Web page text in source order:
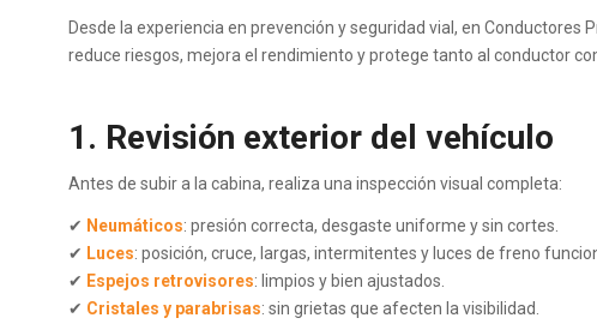
Desde la experiencia en prevención y seguridad vial, en Conductores
reduce riesgos, mejora el rendimiento y protege tanto al conductor
1. Revisión exterior del vehículo
Antes de subir a la cabina, realiza una inspección visual completa:
✔ Neumáticos: presión correcta, desgaste uniforme y sin cortes.
✔ Luces: posición, cruce, largas, intermitentes y luces de freno
✔ Espejos retrovisores: limpios y bien ajustados.
✔ Cristales y parabrisas: sin grietas que afecten la visibilidad.